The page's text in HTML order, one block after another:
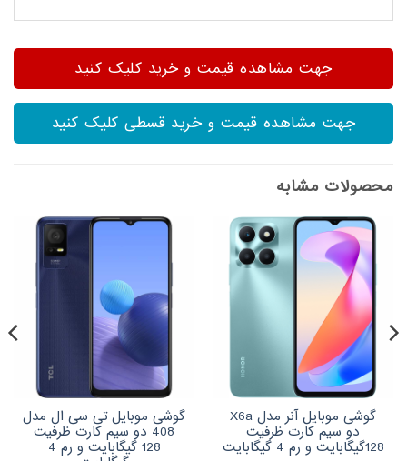
جهت مشاهده قیمت و خرید کلیک کنید
جهت مشاهده قیمت و خرید قسطی کلیک کنید
محصولات مشابه
گوشی موبایل آنر مدل X6a
دو سیم کارت ظرفیت
128گیگابایت و رم 4 گیگابایت
گوشی موبایل تی سی ال مدل
408 دو سیم کارت ظرفیت
128 گیگابایت و رم 4